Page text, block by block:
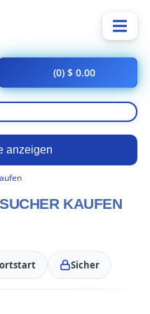
anzeigen
(0) $ 0.00
KAUFEN
Sicher